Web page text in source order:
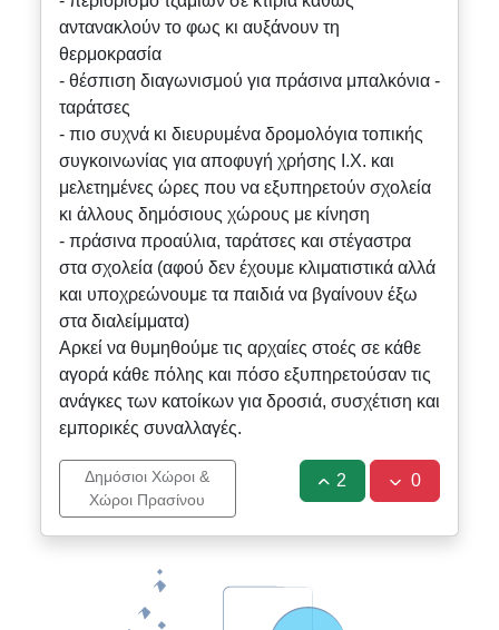
αντανακλούν το φως κι αυξάνουν τη
θερμοκρασία
- θέσπιση διαγωνισμού για πράσινα μπαλκόνια -
ταράτσες
- πιο συχνά κι διευρυμένα δρομολόγια τοπικής
συγκοινωνίας για αποφυγή χρήσης Ι.Χ. και
μελετημένες ώρες που να εξυπηρετούν σχολεία
κι άλλους δημόσιους χώρους με κίνηση
- πράσινα προαύλια, ταράτσες και στέγαστρα
στα σχολεία (αφού δεν έχουμε κλιματιστικά αλλά
και υποχρεώνουμε τα παιδιά να βγαίνουν έξω
στα διαλείμματα)
Αρκεί να θυμηθούμε τις αρχαίες στοές σε κάθε
αγορά κάθε πόλης και πόσο εξυπηρετούσαν τις
ανάγκες των κατοίκων για δροσιά, συσχέτιση και
εμπορικές συναλλαγές.
Δημόσιοι Χώροι &
Χώροι Πρασίνου
2 0